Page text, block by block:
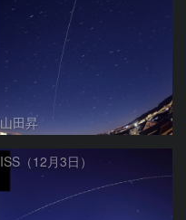
山田昇
ISS（12月3日）